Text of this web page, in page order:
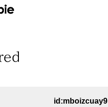
id:mboizcuay9